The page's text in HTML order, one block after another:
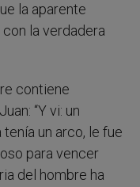
la aparente
la verdadera
contiene
“Y vi: un
un arco, le fue
para vencer
del hombre ha